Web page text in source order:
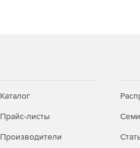
Каталог
Прайс-листы
Производители